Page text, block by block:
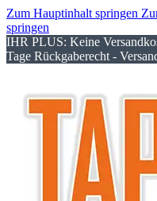
Zum Hauptinhalt springen
springen
IHR PLUS: Keine
Tage Rückgaberecht -